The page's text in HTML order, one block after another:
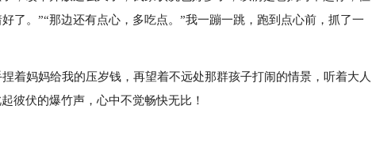
了。”“那边还有点心，多吃点。”我一蹦一跳，跑到点心前，抓了一
着妈妈给我的压岁钱，再望着不远处那群孩子打闹的情景，听着大人
彼伏的爆竹声，心中不觉畅快无比！